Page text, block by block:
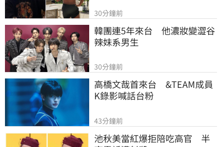
30分鐘前
韓團連5年來台　他濃妝變澀谷
辣妹系男生
30分鐘前
高橋文哉首來台　&TEAM成員
K錄影喊話台粉
43分鐘前
池秋美當紅爆拒陪吃高官　半